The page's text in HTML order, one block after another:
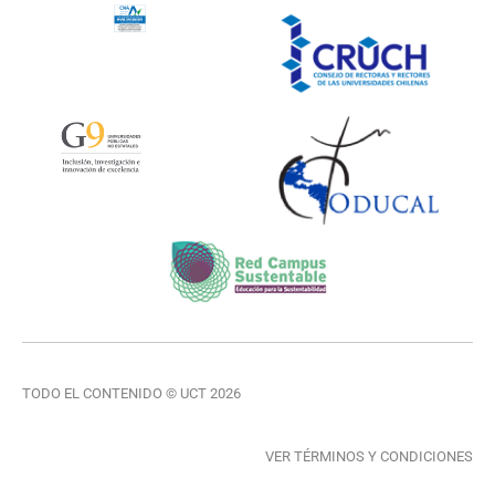
TODO EL CONTENIDO © UCT 2026
VER TÉRMINOS Y CONDICIONES